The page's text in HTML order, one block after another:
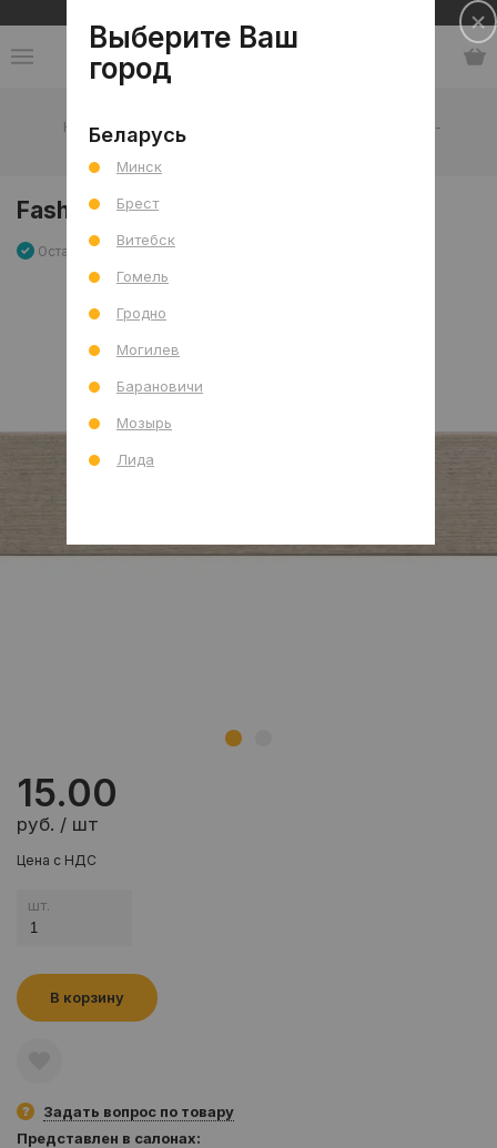
Каталог
-
Керамическая плитка
Fashion Beige Traversa
Остаток 20 шт Артикул: 0000010361
15.00
руб. / шт
Цена с НДС
шт.
В корзину
Задать вопрос по товару
Представлен в салонах:
Выберите Ваш
город
Беларусь
Минск
Брест
Витебск
Гомель
Гродно
Могилев
Барановичи
Мозырь
Лида